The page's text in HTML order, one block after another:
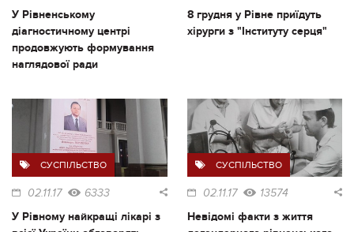
У Рівненському
діагностичному центрі
продовжують формування
наглядової ради
8 грудня у Рівне приїдуть
хірурги з "Інституту серця"
СУСПІЛЬСТВО
02.11.17 6333
У Рівному найкращі лікарі з
СУСПІЛЬСТВО
02.11.17 13574
Невідомі факти з життя